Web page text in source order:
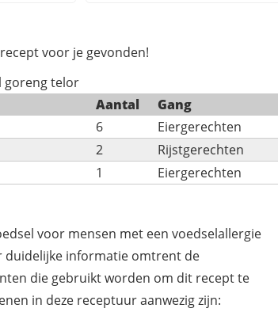
voor je gevonden!
goreng telor
Aantal
Gang
6
Eiergerechten
2
Rijstgerechten
1
Eiergerechten
voor mensen met een voedselallergie
duidelijke informatie omtrent de
die gebruikt worden om dit recept te
in deze receptuur aanwezig zijn: